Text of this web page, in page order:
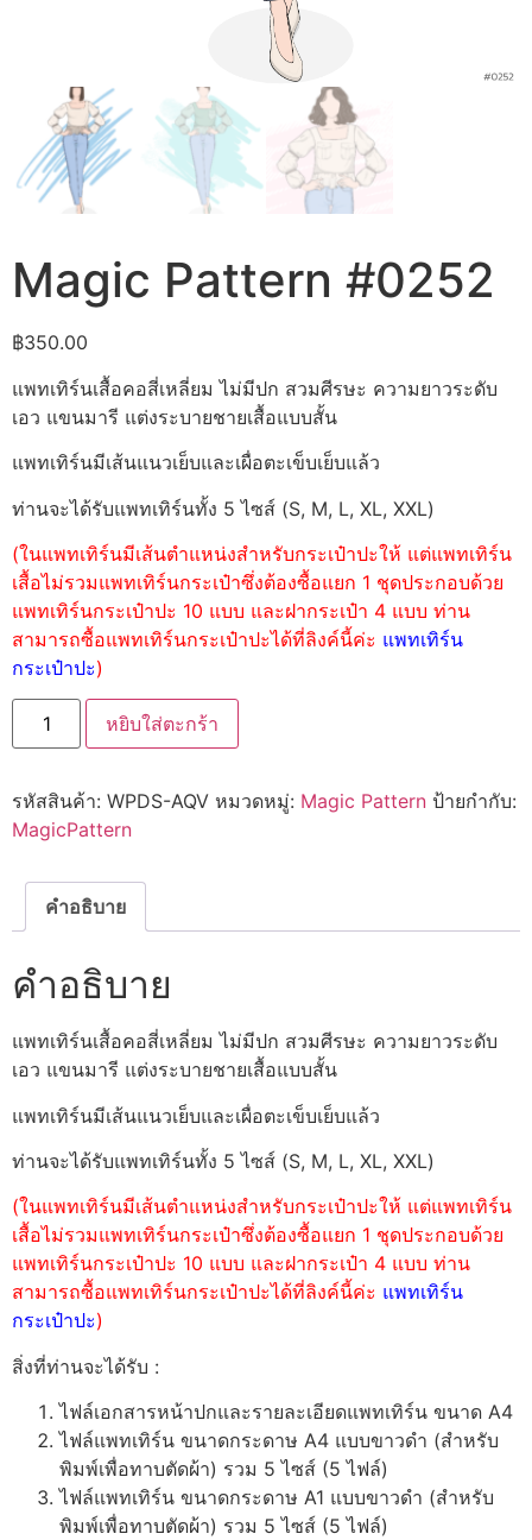
Magic Pattern #0252
฿350.00
แพทเทิร์นเสื้อคอสี่เหลี่ยม ไม่มีปก สวมศีรษะ ความยาวระดับ
เอว แขนมารี แต่งระบายชายเสื้อแบบสั้น
แพทเทิร์นมีเส้นแนวเย็บและเผื่อตะเข็บเย็บแล้ว
ท่านจะได้รับแพทเทิร์นทั้ง 5 ไซส์ (S, M, L, XL, XXL)
(ในแพทเทิร์นมีเส้นตำแหน่งสำหรับกระเป๋าปะให้ แต่แพทเทิร์น
เสื้อไม่รวมแพทเทิร์นกระเป๋าซึ่งต้องซื้อแยก 1 ชุดประกอบด้วย
แพทเทิร์นกระเป๋าปะ 10 แบบ และฝากระเป๋า 4 แบบ ท่าน
สามารถซื้อแพทเทิร์นกระเป๋าปะได้ที่ลิงค์นี้ค่ะ แพทเทิร์น
กระเป๋าปะ)
หยิบใส่ตะกร้า
รหัสสินค้า: WPDS-AQV หมวดหมู่: Magic Pattern ป้ายกำกับ:
MagicPattern
คำอธิบาย
คำอธิบาย
แพทเทิร์นเสื้อคอสี่เหลี่ยม ไม่มีปก สวมศีรษะ ความยาวระดับ
เอว แขนมารี แต่งระบายชายเสื้อแบบสั้น
แพทเทิร์นมีเส้นแนวเย็บและเผื่อตะเข็บเย็บแล้ว
ท่านจะได้รับแพทเทิร์นทั้ง 5 ไซส์ (S, M, L, XL, XXL)
(ในแพทเทิร์นมีเส้นตำแหน่งสำหรับกระเป๋าปะให้ แต่แพทเทิร์น
เสื้อไม่รวมแพทเทิร์นกระเป๋าซึ่งต้องซื้อแยก 1 ชุดประกอบด้วย
แพทเทิร์นกระเป๋าปะ 10 แบบ และฝากระเป๋า 4 แบบ ท่าน
สามารถซื้อแพทเทิร์นกระเป๋าปะได้ที่ลิงค์นี้ค่ะ แพทเทิร์น
กระเป๋าปะ)
สิ่งที่ท่านจะได้รับ :
ไฟล์เอกสารหน้าปกและรายละเอียดแพทเทิร์น ขนาด A4
ไฟล์แพทเทิร์น ขนาดกระดาษ A4 แบบขาวดำ (สำหรับ
พิมพ์เพื่อทาบตัดผ้า) รวม 5 ไซส์ (5 ไฟล์)
ไฟล์แพทเทิร์น ขนาดกระดาษ A1 แบบขาวดำ (สำหรับ
พิมพ์เพื่อทาบตัดผ้า) รวม 5 ไซส์ (5 ไฟล์)